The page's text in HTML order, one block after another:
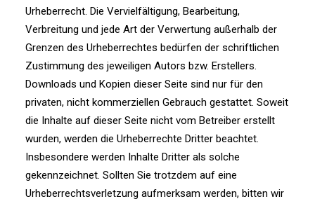
Urheberrecht. Die Vervielfältigung, Bearbeitung,
Verbreitung und jede Art der Verwertung außerhalb der
Grenzen des Urheberrechtes bedürfen der schriftlichen
Zustimmung des jeweiligen Autors bzw. Erstellers.
Downloads und Kopien dieser Seite sind nur für den
privaten, nicht kommerziellen Gebrauch gestattet. Soweit
die Inhalte auf dieser Seite nicht vom Betreiber erstellt
wurden, werden die Urheberrechte Dritter beachtet.
Insbesondere werden Inhalte Dritter als solche
gekennzeichnet. Sollten Sie trotzdem auf eine
Urheberrechtsverletzung aufmerksam werden, bitten wir